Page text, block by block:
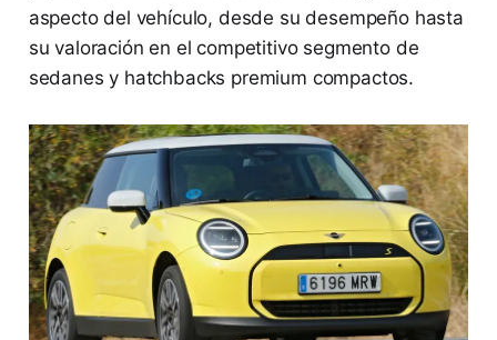
aspecto del vehículo, desde su desempeño hasta
su valoración en el competitivo segmento de
sedanes y hatchbacks premium compactos.